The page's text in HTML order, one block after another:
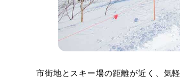
市街地とスキー場の距離が近く、気